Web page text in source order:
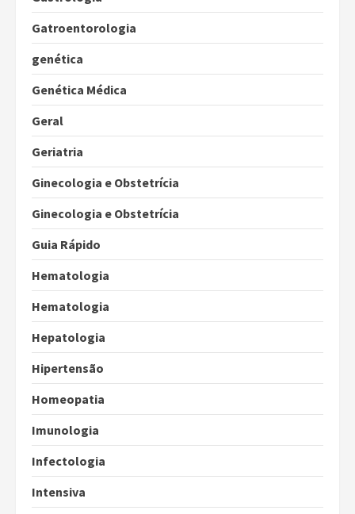
Gatroentorologia
genética
Genética Médica
Geral
Geriatria
Ginecologia e Obstetrícia
Ginecologia e Obstetrícia
Guia Rápido
Hematologia
Hematologia
Hepatologia
Hipertensão
Homeopatia
Imunologia
Infectologia
Intensiva